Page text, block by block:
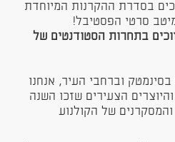
והרצל 107 ממשיכים בסדרת ההקרנות המיוחדת
סרטי הפסטיבל!
בתחרות הסטודנטים של
וברחבי העיר, אנחנו
הצעירים שזכו השנה
של הקולנוע